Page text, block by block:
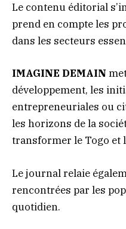
Le contenu éditorial
prend en compte les
dans les secteurs
IMAGINE DEMAIN
développement, les
entrepreneuriales ou
les horizons de la
transformer le Togo et
Le journal relaie
rencontrées par les
quotidien.